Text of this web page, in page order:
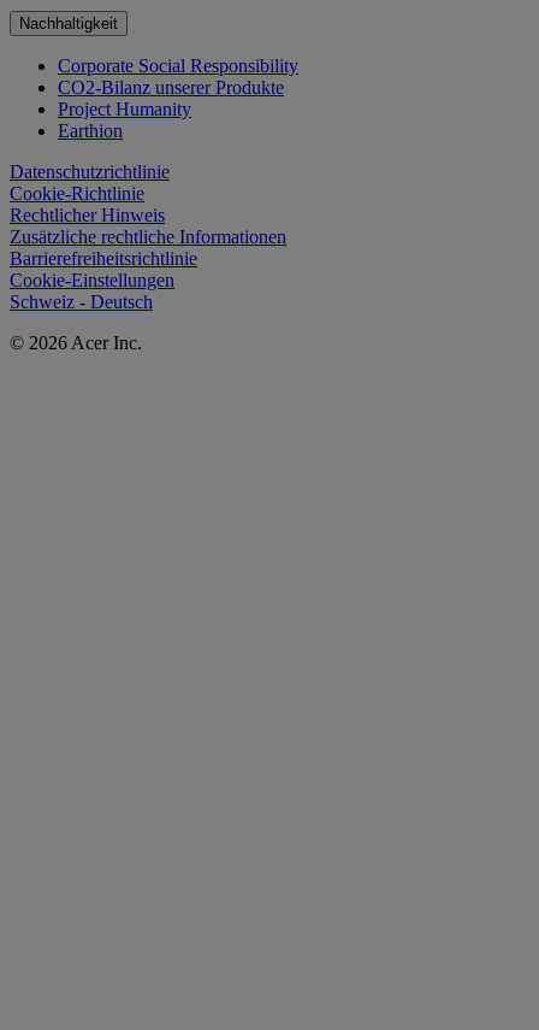
Nachhaltigkeit
Corporate Social Responsibility
CO2-Bilanz unserer Produkte
Project Humanity
Earthion
Datenschutzrichtlinie
Cookie-Richtlinie
Rechtlicher Hinweis
Zusätzliche rechtliche Informationen
Barrierefreiheitsrichtlinie
Cookie-Einstellungen
Schweiz - Deutsch
© 2026 Acer Inc.